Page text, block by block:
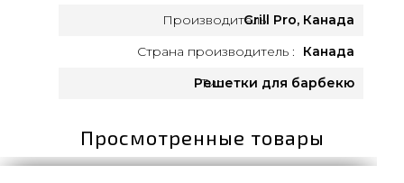
Производитель:Grill Pro, Канада
Страна производитель :
Канада
Тип :
Решетки для барбекю
Просмотренные товары